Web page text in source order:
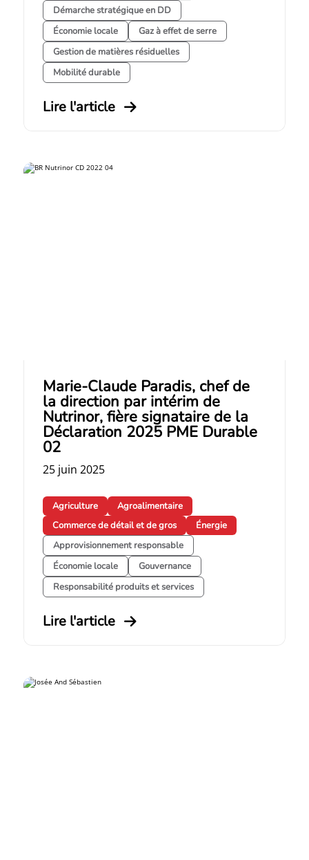
Démarche stratégique en DD
Économie locale
Gaz à effet de serre
Gestion de matières résiduelles
Mobilité durable
Lire l'article
Marie-Claude Paradis, chef de
la direction par intérim de
Nutrinor, fière signataire de la
Déclaration 2025 PME Durable
02
25 juin 2025
Agriculture
Agroalimentaire
Commerce de détail et de gros
Énergie
Approvisionnement responsable
Économie locale
Gouvernance
Responsabilité produits et services
Lire l'article